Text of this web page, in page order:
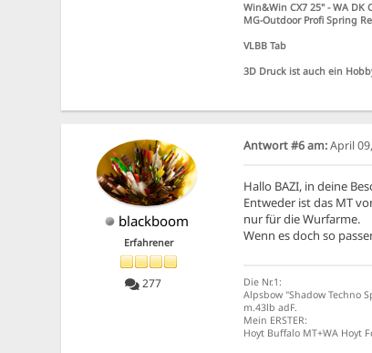
Win&Win CX7 25" - WA DK
MG-Outdoor Profi Spring
VLBB Tab
3D Druck ist auch ein
blackboom
Erfahrener
277
Antwort #6 am:April
Hallo BAZI, in deine
Entweder ist das MT
nur für die Wurfarme.
Wenn es doch so
Die Nr.1:
Alpsbow "Shadow Techno
m.43lb adF.
Mein ERSTER:
Hoyt Buffalo MT+WA Hoyt